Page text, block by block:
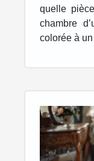
quelle
chambre
colorée à